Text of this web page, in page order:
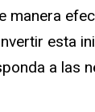
manera
esta
a las